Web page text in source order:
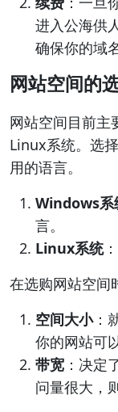
进入公海供
确保你的域
网站空间的
网站空间目前主
Linux系统。选
用的语言。
Windows系
言。
Linux系统
在选购网站空间
空间大小：
你的网站可
带宽 ：决定
问量很大，